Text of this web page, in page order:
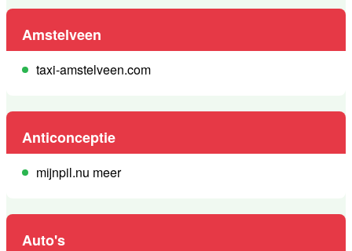
Amstelveen
taxi-amstelveen.com
Anticonceptie
mijnpil.nu meer
Auto's